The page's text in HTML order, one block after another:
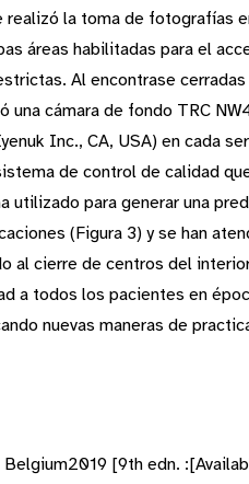
la toma de fotografías
áreas habilitadas para el
Al encontrase
cámara de fondo TRC
Inc., CA, USA) en cada
de control de calidad
para generar una
(Figura 3) y se han
al cierre de centros del
a todos los pacientes en
nuevas maneras de
[9th edn.